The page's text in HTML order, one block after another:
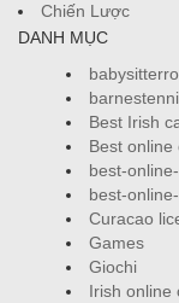
Chiến Lược
DANH MỤC
Best Irish
Best online
best-
best-
Curacao
Games
Giochi
Irish online